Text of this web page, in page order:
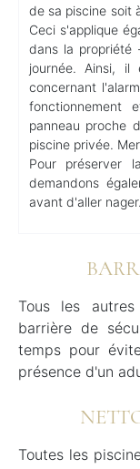
de sa piscine soit
Ceci s'applique
dans la propriété
journée. Ainsi, il
concernant
fonctionnement
panneau proche
piscine privée.
Pour préserver
demandons
avant d'aller nager.
Tous les
barrière de
temps pour
présence d'un
Toutes les